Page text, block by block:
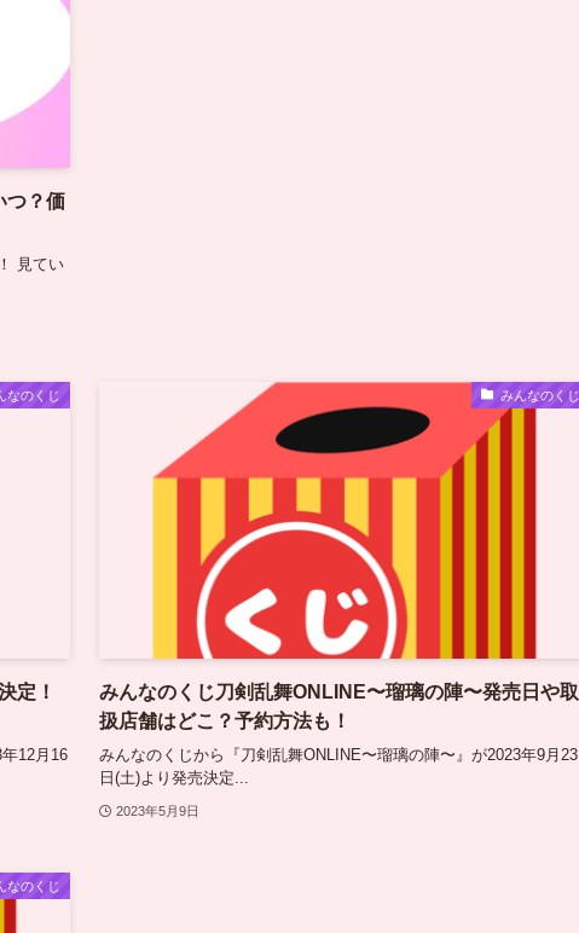
つ？価
見てい
なのくじ
定！
12月16
みんなのくじ
みんなのくじ刀剣乱舞ONLINE〜瑠璃の陣〜発売日や取
扱店舗はどこ？予約方法も！
みんなのくじから『刀剣乱舞ONLINE〜瑠璃の陣〜』が2023年9月23
日(土)より発売決定...
2023年5月9日
なのくじ